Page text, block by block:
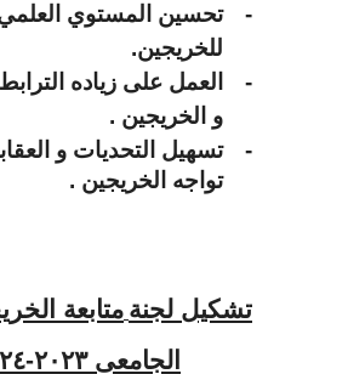
-
تحسين المستوي
للخريجين.
-
العمل على زياده
و الخريجين .
-
تسهيل التحديات و
تواجه الخريجين .
تشكيل لجنة متابعة
الجامعى٢٠٢۳-٢٠٢٤